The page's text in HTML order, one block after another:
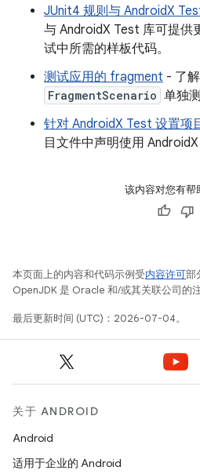
JUnit4 规则与 AndroidX
与 AndroidX Test 库可提供
试中所需的样板代码。
测试应用的 fragment - 了
FragmentScenario 单独
针对 AndroidX Test 设置项
目文件中声明使用 AndroidX
该内容对您有帮
本页面上的内容和代码示例受内容许可部
OpenJDK 是 Oracle 和/或其关联公司的注
最后更新时间 (UTC)：2026-07-04。
关于 ANDROID
Android
适用于企业的 Android